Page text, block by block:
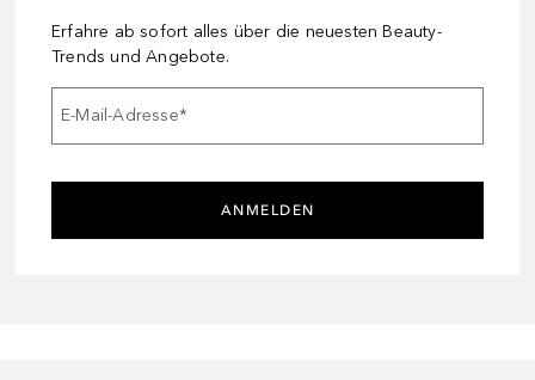
Erfahre ab sofort alles über die neuesten Beauty-
Trends und Angebote.
E-Mail-Adresse*
ANMELDEN